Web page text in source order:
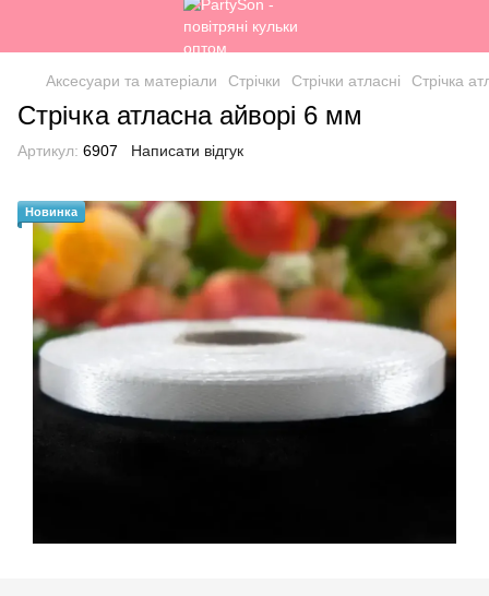
Аксесуари та матеріали Стрічки Стрічки атласні Стрічка
Стрічка атласна айворі 6 мм
Артикул: 6907 Написати відгук
Новинка